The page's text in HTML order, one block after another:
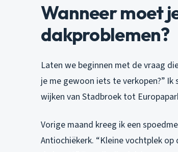
Wanneer moet
dakproblemen?
Laten we beginnen met de vraag
je me gewoon iets te verkopen?”
wijken van Stadbroek tot
Vorige maand kreeg ik een
Antiochiëkerk. “Kleine vochtplek